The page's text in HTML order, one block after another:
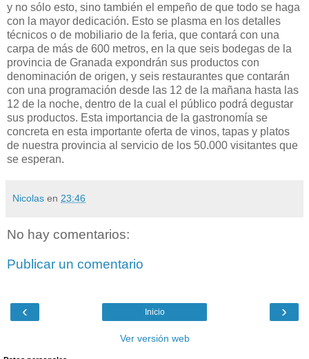
y no sólo esto, sino también el empeño de que todo se haga
con la mayor dedicación. Esto se plasma en los detalles
técnicos o de mobiliario de la feria, que contará con una
carpa de más de 600 metros, en la que seis bodegas de la
provincia de Granada expondrán sus productos con
denominación de origen, y seis restaurantes que contarán
con una programación desde las 12 de la mañana hasta las
12 de la noche, dentro de la cual el público podrá degustar
sus productos. Esta importancia de la gastronomía se
concreta en esta importante oferta de vinos, tapas y platos
de nuestra provincia al servicio de los 50.000 visitantes que
se esperan.
Nicolas en 23:46
No hay comentarios:
Publicar un comentario
‹ ›
Inicio
Ver versión web